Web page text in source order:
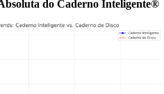
do Caderno Inteligente®